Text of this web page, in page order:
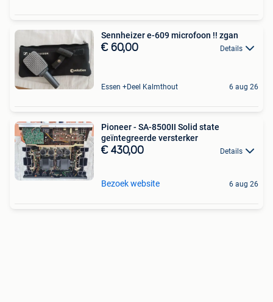
Sennheizer e-609 microfoon !! zgan
€ 60,00 Details
Essen +Deel Kalmthout 6 aug 26
Pioneer - SA-8500II Solid state
geïntegreerde versterker
€ 430,00 Details
Bezoek website 6 aug 26